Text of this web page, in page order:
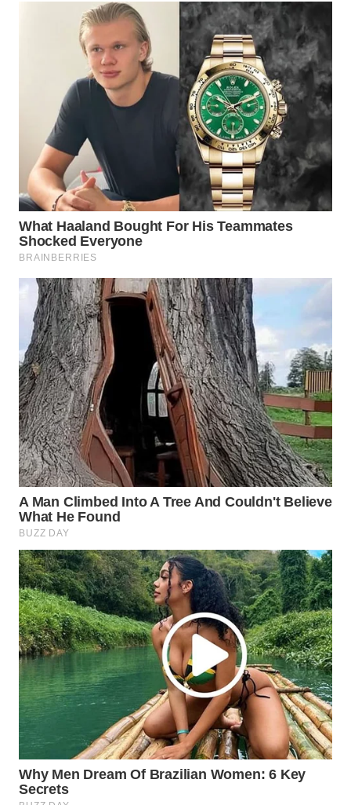
INFRASTRUKTUR
WAHANA
WAHANA
LISTRIK
WAHANA
TRAVEL
WAHANA
TV
WAHANANEWS
ID
WAHANANEWS
CO ID
WAHANANEWS
NET
WAHANA
SPORT
WAHANA
UMKM
WAHANA
SELEB
WAHANA
PERSONA
WAHANA
OTOMOTIF
WAHANA
HEALTH